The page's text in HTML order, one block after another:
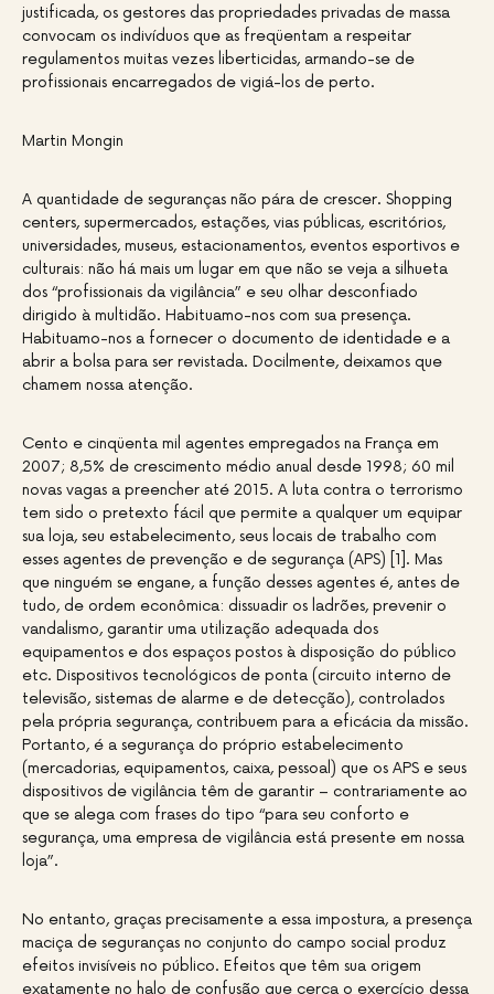
justificada, os gestores das propriedades privadas de massa
convocam os indivíduos que as freqüentam a respeitar
regulamentos muitas vezes liberticidas, armando-se de
profissionais encarregados de vigiá-los de perto.
Martin Mongin
A quantidade de seguranças não pára de crescer. Shopping
centers, supermercados, estações, vias públicas, escritórios,
universidades, museus, estacionamentos, eventos esportivos e
culturais: não há mais um lugar em que não se veja a silhueta
dos “profissionais da vigilância” e seu olhar desconfiado
dirigido à multidão. Habituamo-nos com sua presença.
Habituamo-nos a fornecer o documento de identidade e a
abrir a bolsa para ser revistada. Docilmente, deixamos que
chamem nossa atenção.
Cento e cinqüenta mil agentes empregados na França em
2007; 8,5% de crescimento médio anual desde 1998; 60 mil
novas vagas a preencher até 2015. A luta contra o terrorismo
tem sido o pretexto fácil que permite a qualquer um equipar
sua loja, seu estabelecimento, seus locais de trabalho com
esses agentes de prevenção e de segurança (APS) [1]. Mas
que ninguém se engane, a função desses agentes é, antes de
tudo, de ordem econômica: dissuadir os ladrões, prevenir o
vandalismo, garantir uma utilização adequada dos
equipamentos e dos espaços postos à disposição do público
etc. Dispositivos tecnológicos de ponta (circuito interno de
televisão, sistemas de alarme e de detecção), controlados
pela própria segurança, contribuem para a eficácia da missão.
Portanto, é a segurança do próprio estabelecimento
(mercadorias, equipamentos, caixa, pessoal) que os APS e seus
dispositivos de vigilância têm de garantir – contrariamente ao
que se alega com frases do tipo “para seu conforto e
segurança, uma empresa de vigilância está presente em nossa
loja”.
No entanto, graças precisamente a essa impostura, a presença
maciça de seguranças no conjunto do campo social produz
efeitos invisíveis no público. Efeitos que têm sua origem
exatamente no halo de confusão que cerca o exercício dessa